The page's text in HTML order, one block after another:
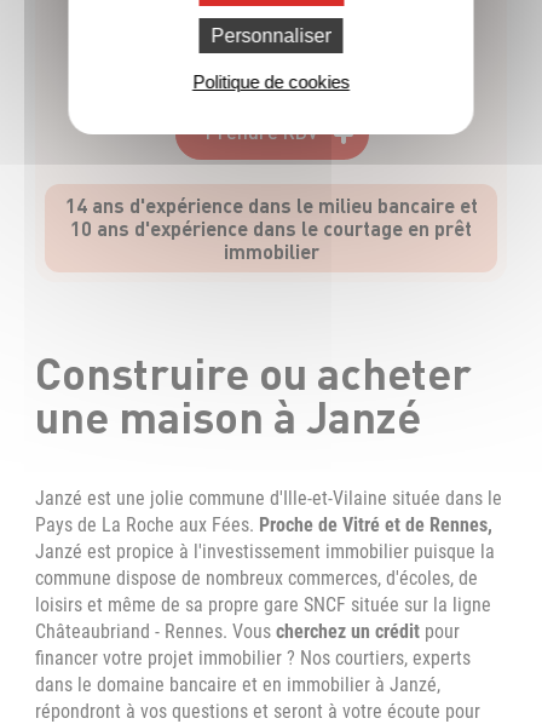
Janzé et Vitré
06 38 88 92 56
Prendre RDV
14 ans d'expérience dans le milieu bancaire et
10 ans d'expérience dans le courtage en prêt
immobilier
Construire ou acheter
une maison à Janzé
Janzé est une jolie commune d'Ille-et-Vilaine située dans le
Pays de La Roche aux Fées. Proche de Vitré et de Rennes,
Janzé est propice à l'investissement immobilier puisque la
commune dispose de nombreux commerces, d'écoles, de
loisirs et même de sa propre gare SNCF située sur la ligne
Châteaubriand - Rennes. Vous cherchez un crédit pour
financer votre projet immobilier ? Nos courtiers, experts
dans le domaine bancaire et en immobilier à Janzé,
répondront à vos questions et seront à votre écoute pour
Personnaliser
Politique de cookies